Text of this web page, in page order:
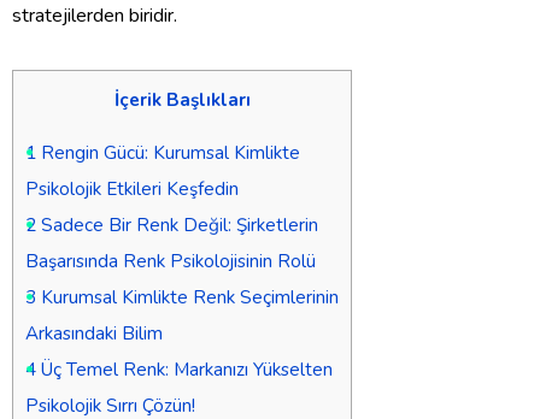
stratejilerden biridir.
İçerik Başlıkları
1 Rengin Gücü: Kurumsal Kimlikte
Psikolojik Etkileri Keşfedin
2 Sadece Bir Renk Değil: Şirketlerin
Başarısında Renk Psikolojisinin Rolü
3 Kurumsal Kimlikte Renk Seçimlerinin
Arkasındaki Bilim
4 Üç Temel Renk: Markanızı Yükselten
Psikolojik Sırrı Çözün!